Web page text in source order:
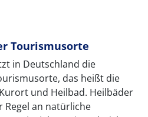
Tourismusorte
in Deutschland die
das heißt die
und Heilbad. Heilbäder
Regel an natürliche